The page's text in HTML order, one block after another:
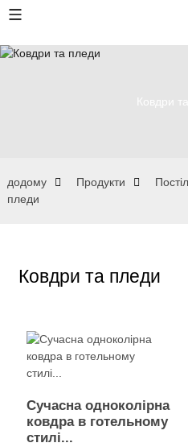
Ковдри
додому Продукти
пледи
Ковдри та пледи
Сучасна одноколірна
ковдра в готельному
стилі...